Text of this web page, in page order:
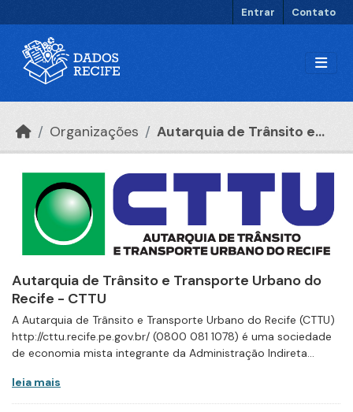
Entrar Contato
Organizações Autarquia de Trânsito e...
Autarquia de Trânsito e Transporte Urbano do
Recife - CTTU
A Autarquia de Trânsito e Transporte Urbano do Recife (CTTU)
http://cttu.recife.pe.gov.br/ (0800 081 1078) é uma sociedade
de economia mista integrante da Administração Indireta...
leia mais